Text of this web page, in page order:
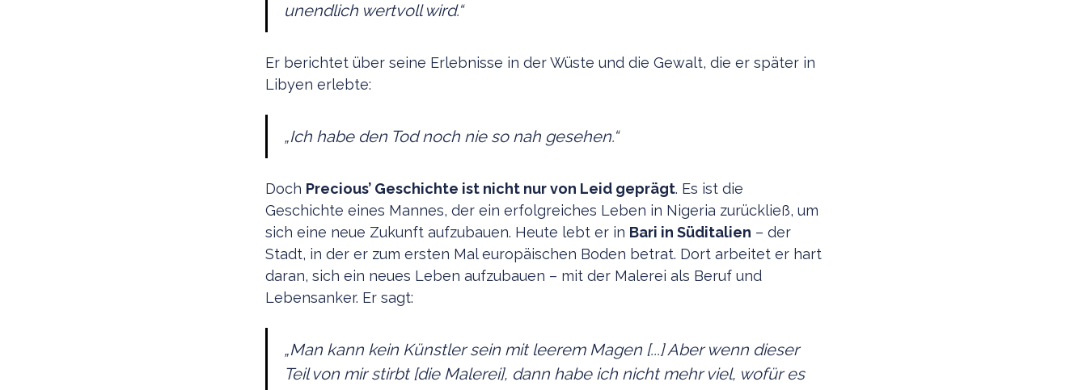
unendlich wertvoll wird.“
Er berichtet über seine Erlebnisse in der Wüste und die Gewalt, die er später in
Libyen erlebte:
„Ich habe den Tod noch nie so nah gesehen.“
Doch Precious’ Geschichte ist nicht nur von Leid geprägt. Es ist die
Geschichte eines Mannes, der ein erfolgreiches Leben in Nigeria zurückließ, um
sich eine neue Zukunft aufzubauen. Heute lebt er in Bari in Süditalien – der
Stadt, in der er zum ersten Mal europäischen Boden betrat. Dort arbeitet er hart
daran, sich ein neues Leben aufzubauen – mit der Malerei als Beruf und
Lebensanker. Er sagt:
„Man kann kein Künstler sein mit leerem Magen [...] Aber wenn dieser
Teil von mir stirbt [die Malerei], dann habe ich nicht mehr viel, wofür es